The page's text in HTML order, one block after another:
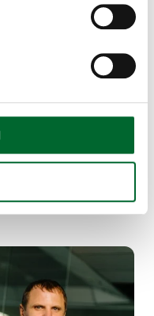
einzigartiges
mit einer
die einen
die Tiere über die